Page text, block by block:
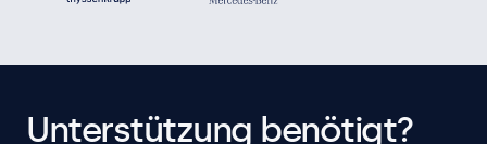
Unterstützung benötigt?